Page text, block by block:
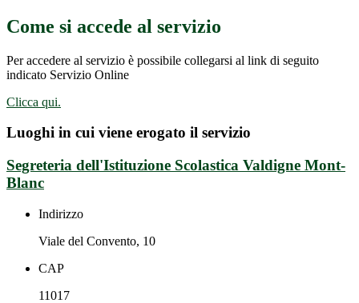
Come si accede al servizio
Per accedere al servizio è possibile collegarsi al link di seguito
indicato Servizio Online
Clicca qui.
Luoghi in cui viene erogato il servizio
Segreteria dell'Istituzione Scolastica Valdigne Mont-
Blanc
Indirizzo
Viale del Convento, 10
CAP
11017